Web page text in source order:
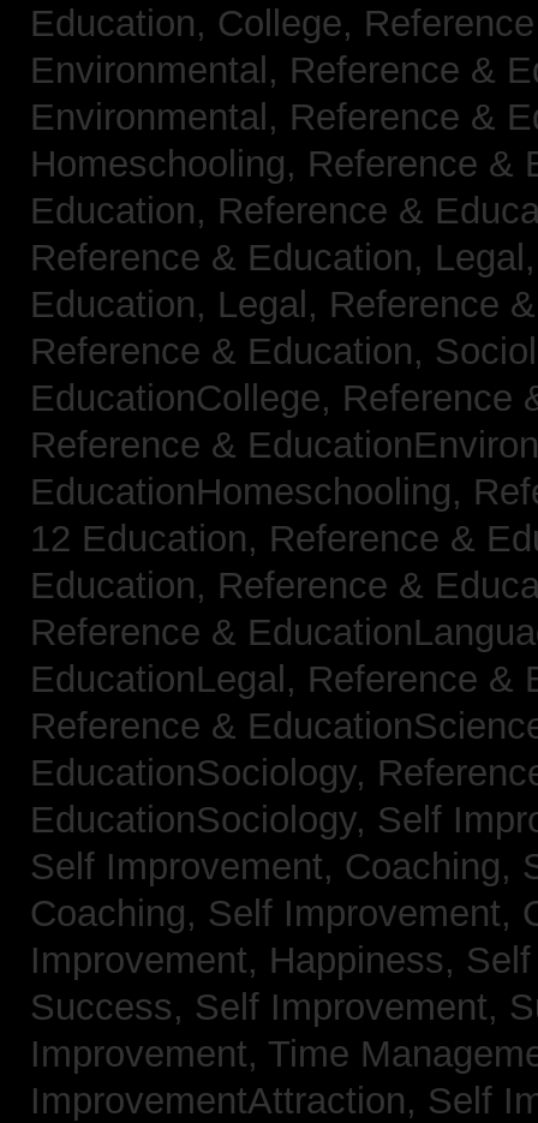
Education, College,
Environmental, Reference &
Environmental, Reference &
Homeschooling, Reference &
Education, Reference &
Reference & Education,
Education, Legal, Reference
Reference & Education,
EducationCollege, Reference
Reference &
EducationHomeschooling,
12 Education, Reference &
Education, Reference &
Reference &
EducationLegal, Reference &
Reference &
EducationSociology,
EducationSociology, Self
Self Improvement, Coaching,
Coaching, Self Improvement,
Improvement, Happiness,
Success, Self Improvement,
Improvement, Time
ImprovementAttraction, Self